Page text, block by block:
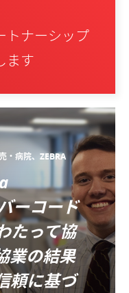
トナーシップ
ます
・病院、ZEBRA
ーコード
たって協
業の結果
頼に基づ